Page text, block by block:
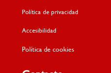
Aviso legal
Política de privacidad
Accesibilidad